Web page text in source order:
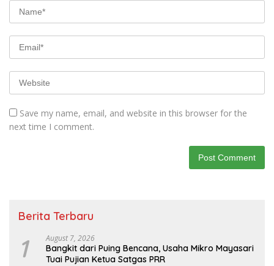
Save my name, email, and website in this browser for the
next time I comment.
Berita Terbaru
1 August 7, 2026
Bangkit dari Puing Bencana, Usaha Mikro Mayasari
Tuai Pujian Ketua Satgas PRR